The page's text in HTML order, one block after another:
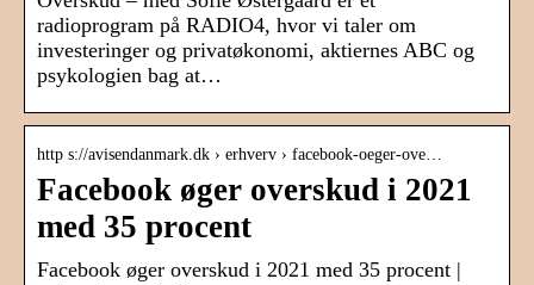
radioprogram på RADIO4, hvor vi taler om
investeringer og privatøkonomi, aktiernes ABC og
psykologien bag at…
http s://avisendanmark.dk › erhverv › facebook-oeger-ove…
Facebook øger overskud i 2021
med 35 procent
Facebook øger overskud i 2021 med 35 procent |